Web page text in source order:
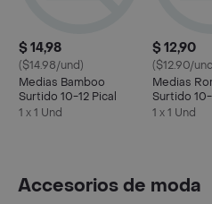
$ 14,98
($14.98/und)
Medias Bamboo
Surtido 10-12 Pical
1 x 1 Und
$ 12,90
($12.90/
Medias
Surtido 10-
1 x 1 Und
Accesorios de moda